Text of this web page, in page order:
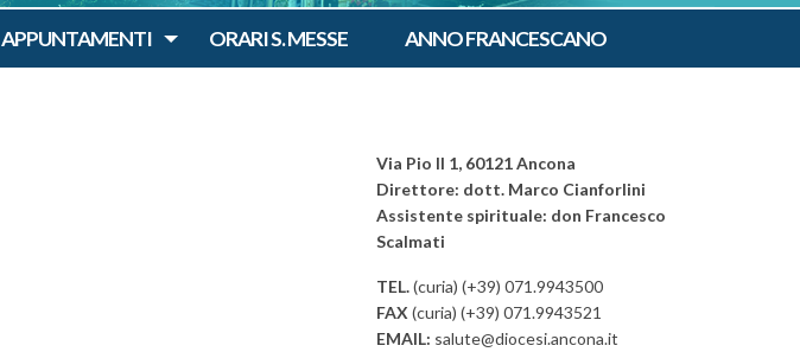
APPUNTAMENTI ORARI S. MESSE ANNO FRANCESCANO
Via Pio II 1, 60121 Ancona
Direttore: dott. Marco Cianforlini
Assistente spirituale: don Francesco
Scalmati
TEL.(curia) (+39) 071.9943500
FAX (curia) (+39) 071.9943521
EMAIL: salute@diocesi.ancona.it